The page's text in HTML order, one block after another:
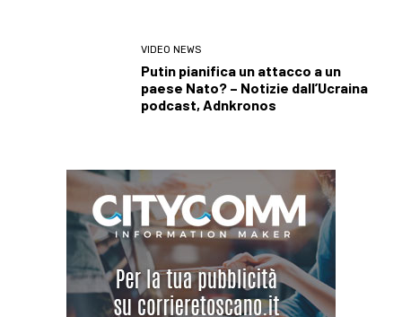
VIDEO NEWS
Putin pianifica un attacco a un
paese Nato? – Notizie dall’Ucraina
podcast, Adnkronos